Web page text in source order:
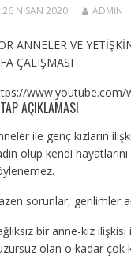
26 NISAN 2020 ADMIN
ANNELER VE
ÇALIŞMASI
www.youtube.com/
AÇIKLAMASI
ile genç kızların
olup kendi
sorunlar, gerilimler
bir anne-kız
olan o kadar çok